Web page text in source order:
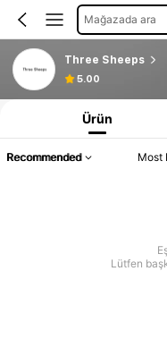
Mağazada ara
Three Sheeps
5.00
Ürün
Recommended Most
Lütfen